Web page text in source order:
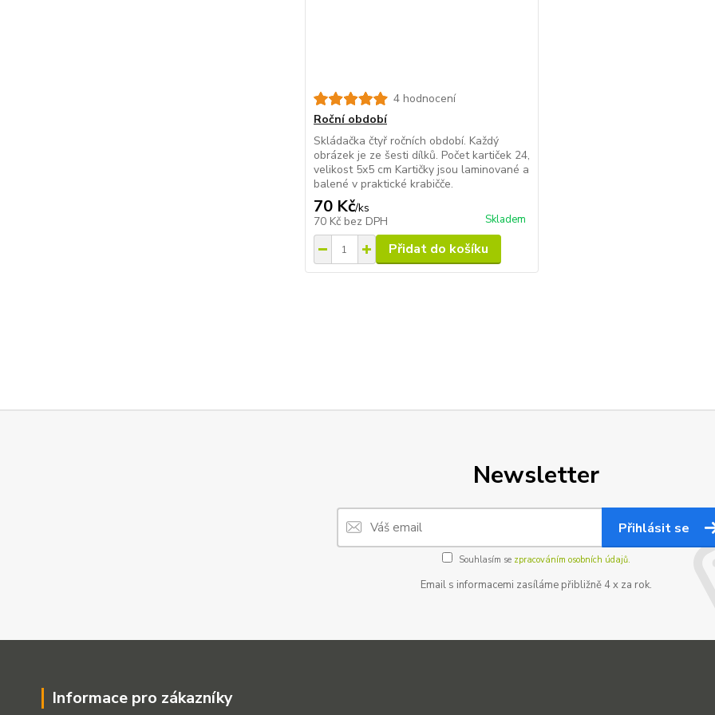
4 hodnocení
Roční období
Skládačka čtyř ročních období. Každý
obrázek je ze šesti dílků. Počet kartiček 24,
velikost 5x5 cm Kartičky jsou laminované a
balené v praktické krabičče.
70 Kč/ks
70 Kč bez DPH Skladem
Přidat do košíku
Newsletter
Přihlásit se
Souhlasím se zpracováním osobních údajů.
Email s informacemi zasíláme přibližně 4 x za rok.
Informace pro zákazníky